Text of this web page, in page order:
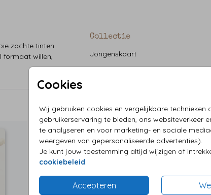
Cookies
Wij gebruiken cookies en vergelijkbare technieken
gebruikerservaring te bieden, ons websiteverkeer
te analyseren en voor marketing- en sociale
weergeven van gepersonaliseerde advertenties).
Je kunt jouw toestemming altijd wijzigen of
cookiebeleid.
Accepteren
zachte tinten.
formaat willen,
Collectie
Jongenskaart